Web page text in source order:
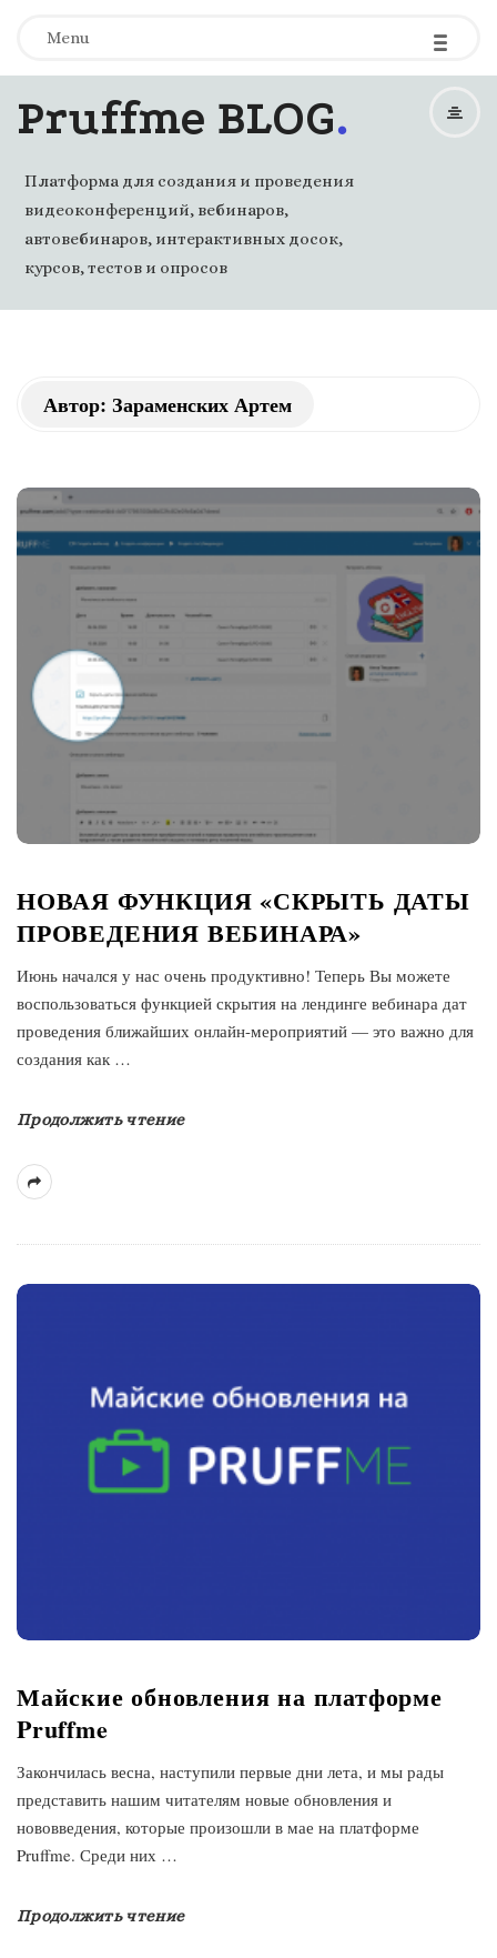
Menu -
-
-
Pruffme BLOG.
Платформа для создания и проведения
видеоконференций, вебинаров,
автовебинаров, интерактивных досок,
курсов, тестов и опросов
Автор: Зараменских Артем
НОВАЯ ФУНКЦИЯ «СКРЫТЬ ДАТЫ
ПРОВЕДЕНИЯ ВЕБИНАРА»
Июнь начался у нас очень продуктивно! Теперь Вы можете
воспользоваться функцией скрытия на лендинге вебинара дат
проведения ближайших онлайн-мероприятий — это важно для
создания как …
Продолжить чтение
Майские обновления на платформе
Pruffme
Закончилась весна, наступили первые дни лета, и мы рады
представить нашим читателям новые обновления и
нововведения, которые произошли в мае на платформе
Pruffme. Среди них …
Продолжить чтение